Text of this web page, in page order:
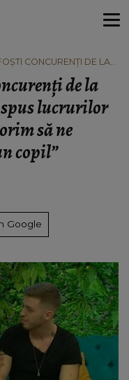
CONCURENȚI DE LA
DORIM SĂ NE
ȘI UN COPIL”
de la
spus lucrurilor
să ne
copil”
Google